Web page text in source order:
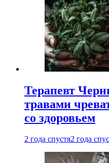
Терапевт
травами
со здоровьем
2 года спустя2 года